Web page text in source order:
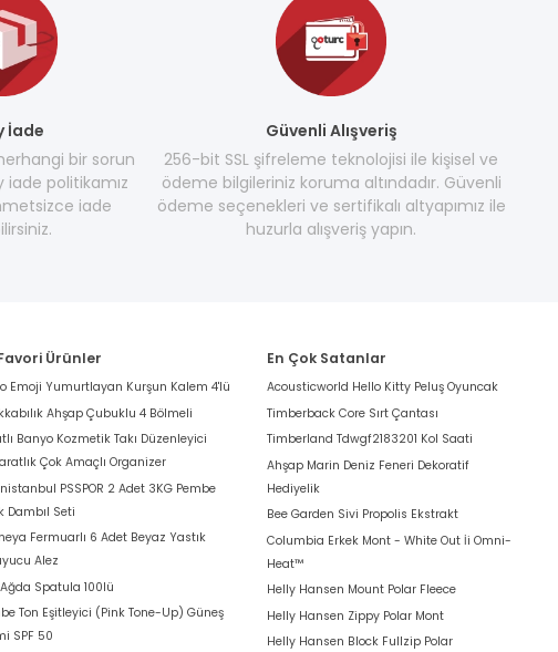
İade
bir sorun
iade politikamız
iade
Güvenli Alışveriş
256-bit SSL şifreleme teknolojisi ile kişisel ve
ödeme bilgileriniz koruma altındadır. Güvenli
ödeme seçenekleri ve sertifikalı altyapımız ile
huzurla alışveriş yapın.
Ürünler
Emoji Yumurtlayan Kurşun Kalem 4'lü
Ahşap Çubuklu 4 Bölmeli
Banyo Kozmetik Takı Düzenleyici
Çok Amaçlı Organizer
PSSPOR 2 Adet 3KG Pembe
Dambıl Seti
Fermuarlı 6 Adet Beyaz Yastık
Alez
Spatula 100lü
Ton Eşitleyici (Pink Tone-Up) Güneş
SPF 50
En Çok Satanlar
Acousticworld Hello Kitty Peluş Oyuncak
Timberback Core Sırt Çantası
Timberland Tdwgf2183201 Kol Saati
Ahşap Marin Deniz Feneri Dekoratif
Hediyelik
Bee Garden Sivi Propolis Ekstrakt
Columbia Erkek Mont - White Out İi Omni-
Heat™
Helly Hansen Mount Polar Fleece
Helly Hansen Zippy Polar Mont
Helly Hansen Block Fullzip Polar